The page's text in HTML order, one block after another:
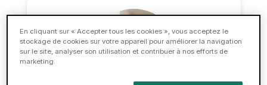
En cliquant sur « Accepter tous les cookies », vous acceptez le
stockage de cookies sur votre appareil pour améliorer la navigation
sur le site, analyser son utilisation et contribuer à nos efforts de
marketing.